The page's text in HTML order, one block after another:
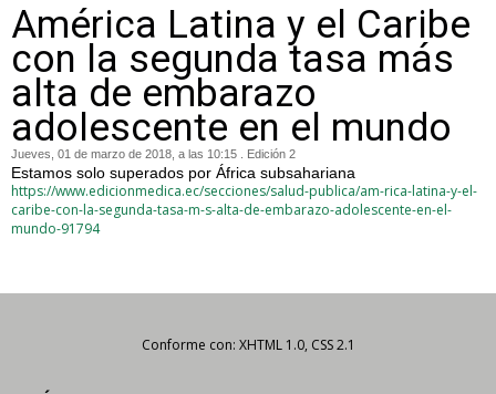
América Latina y el Caribe
con la segunda tasa más
alta de embarazo
adolescente en el mundo
Jueves, 01 de marzo de 2018, a las 10:15 . Edición 2
Estamos solo superados por África subsahariana
https://www.edicionmedica.ec/secciones/salud-publica/am-rica-latina-y-el-
caribe-con-la-segunda-tasa-m-s-alta-de-embarazo-adolescente-en-el-
mundo-91794
Conforme con: XHTML 1.0, CSS 2.1